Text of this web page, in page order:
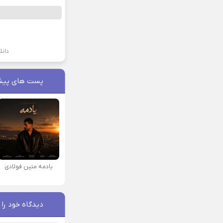
پست های
یادمه متین فولادی
دیدگاه خود